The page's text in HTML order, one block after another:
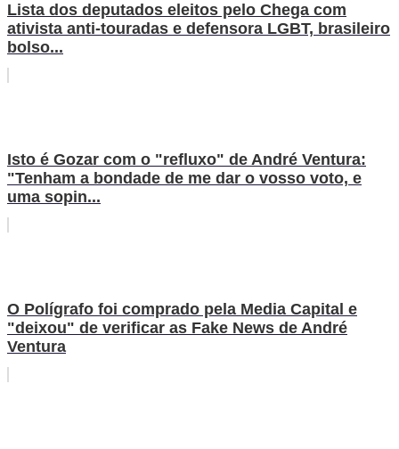
Lista dos deputados eleitos pelo Chega com
ativista anti-touradas e defensora LGBT, brasileiro
bolso...
Isto é Gozar com o "refluxo" de André Ventura:
"Tenham a bondade de me dar o vosso voto, e
uma sopin...
O Polígrafo foi comprado pela Media Capital e
"deixou" de verificar as Fake News de André
Ventura